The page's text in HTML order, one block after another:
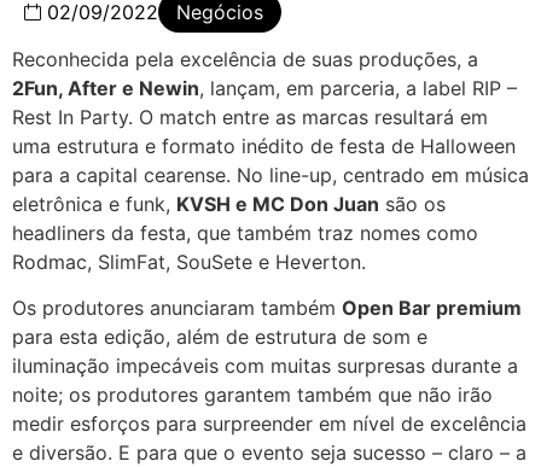
02/09/2022
Negócios
Reconhecida pela excelência de suas produções, a
2Fun, After e Newin, lançam, em parceria, a label RIP –
Rest In Party. O match entre as marcas resultará em
uma estrutura e formato inédito de festa de Halloween
para a capital cearense. No line-up, centrado em música
eletrônica e funk, KVSH e MC Don Juan são os
headliners da festa, que também traz nomes como
Rodmac, SlimFat, SouSete e Heverton.
Os produtores anunciaram também Open Bar premium
para esta edição, além de estrutura de som e
iluminação impecáveis com muitas surpresas durante a
noite; os produtores garantem também que não irão
medir esforços para surpreender em nível de excelência
e diversão. E para que o evento seja sucesso – claro – a